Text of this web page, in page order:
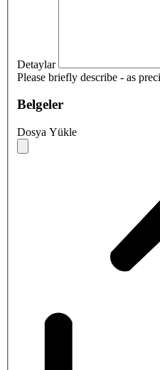
Detaylar
Please briefly describe - as
Belgeler
Dosya Yükle